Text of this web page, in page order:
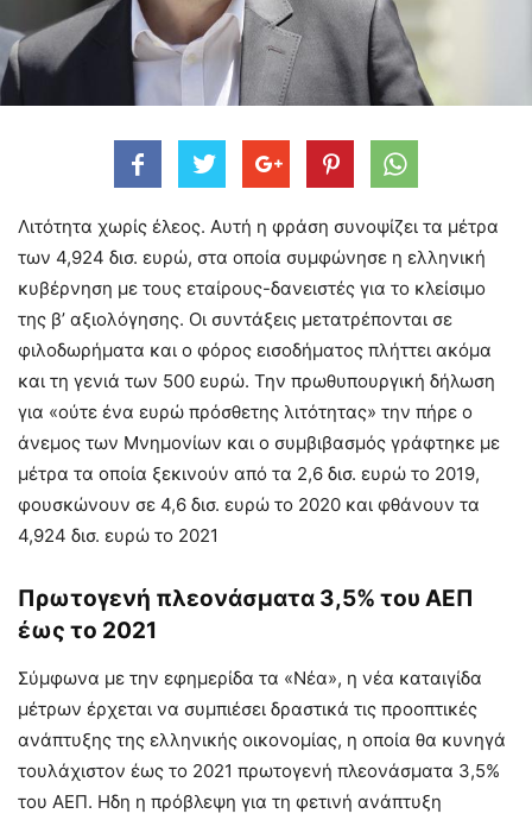
Λιτότητα χωρίς έλεος. Αυτή η φράση συνοψίζει τα μέτρα
των 4,924 δισ. ευρώ, στα οποία συμφώνησε η ελληνική
κυβέρνηση με τους εταίρους-δανειστές για το κλείσιμο
της β’ αξιολόγησης. Οι συντάξεις μετατρέπονται σε
φιλοδωρήματα και ο φόρος εισοδήματος πλήττει ακόμα
και τη γενιά των 500 ευρώ. Την πρωθυπουργική δήλωση
για «ούτε ένα ευρώ πρόσθετης λιτότητας» την πήρε ο
άνεμος των Μνημονίων και ο συμβιβασμός γράφτηκε με
μέτρα τα οποία ξεκινούν από τα 2,6 δισ. ευρώ το 2019,
φουσκώνουν σε 4,6 δισ. ευρώ το 2020 και φθάνουν τα
4,924 δισ. ευρώ το 2021
Πρωτογενή πλεονάσματα 3,5% του ΑΕΠ
έως το 2021
Σύμφωνα με την εφημερίδα τα «Νέα», η νέα καταιγίδα
μέτρων έρχεται να συμπιέσει δραστικά τις προοπτικές
ανάπτυξης της ελληνικής οικονομίας, η οποία θα κυνηγά
τουλάχιστον έως το 2021 πρωτογενή πλεονάσματα 3,5%
του ΑΕΠ. Ηδη η πρόβλεψη για τη φετινή ανάπτυξη